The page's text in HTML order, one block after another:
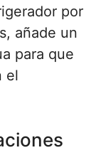
por
añade un
para que
el